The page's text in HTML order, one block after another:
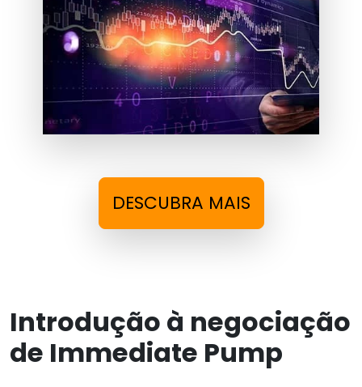
DESCUBRA MAIS
Introdução à negociação
de Immediate Pump